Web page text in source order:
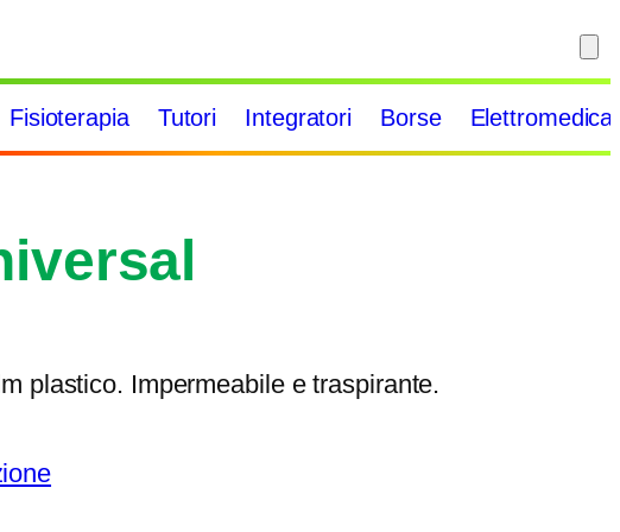
Fisioterapia Tutori Integratori Borse
plastico. Impermeabile e traspirante.